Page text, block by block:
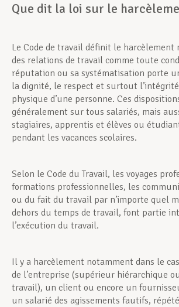
Que dit la loi sur le
Le Code de travail définit le harcèlement
des relations de travail comme toute
réputation ou sa systématisation porte
la dignité, le respect et surtout
physique d’une personne. Ces
généralement sur tous salariés, mais
stagiaires, apprentis et élèves ou
pendant les vacances scolaires.
Selon le Code du Travail, les voyages
formations professionnelles, les
ou du fait du travail par n’importe quel
dehors du temps de travail, font partie
l’exécution du travail.
Il y a harcèlement notamment dans le
de l’entreprise (supérieur hiérarchique
travail), un client ou encore un
un salarié des agissements fautifs,